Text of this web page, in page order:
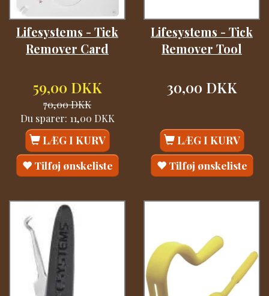
Lifesystems - Tick
Remover Card
59,00 DKK
70,00 DKK
Du sparer: 11,00 DKK
LÆG I KURV
Tilføj ønskeliste
Lifesystems - Tick
Remover Tool
30,00 DKK
LÆG I KURV
Tilføj ønskeliste